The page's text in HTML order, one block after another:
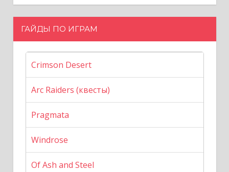
ГАЙДЫ ПО ИГРАМ
Crimson Desert
Arc Raiders (квесты)
Pragmata
Windrose
Of Ash and Steel